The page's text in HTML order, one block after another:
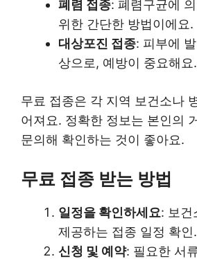
폐렴 접종: 폐렴구균에
위한 간단한 방법이에요.
대상포진 접종: 피부에
상으로, 예방이 중요해요.
무료 접종은 각 지역 보건소나
어져요. 정확한 정보는 본인의
문의해 확인하는 것이 좋아요.
무료 접종 받는 방법
일정을 확인하세요: 보건
제공하는 접종 일정 확인.
신청 및 예약: 필요한 서